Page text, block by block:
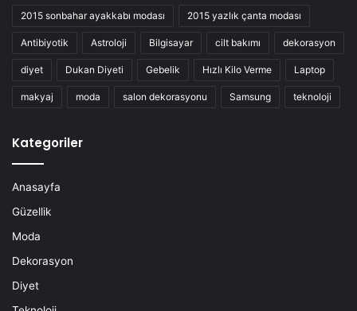
2015 sonbahar ayakkabı modası 2015 yazlık çanta modası
Antibiyotik Astroloji Bilgisayar cilt bakımı dekorasyon
diyet Dukan Diyeti Gebelik Hızlı Kilo Verme Laptop
makyaj moda salon dekorasyonu Samsung teknoloji
Kategoriler
Anasayfa
Güzellik
Moda
Dekorasyon
Diyet